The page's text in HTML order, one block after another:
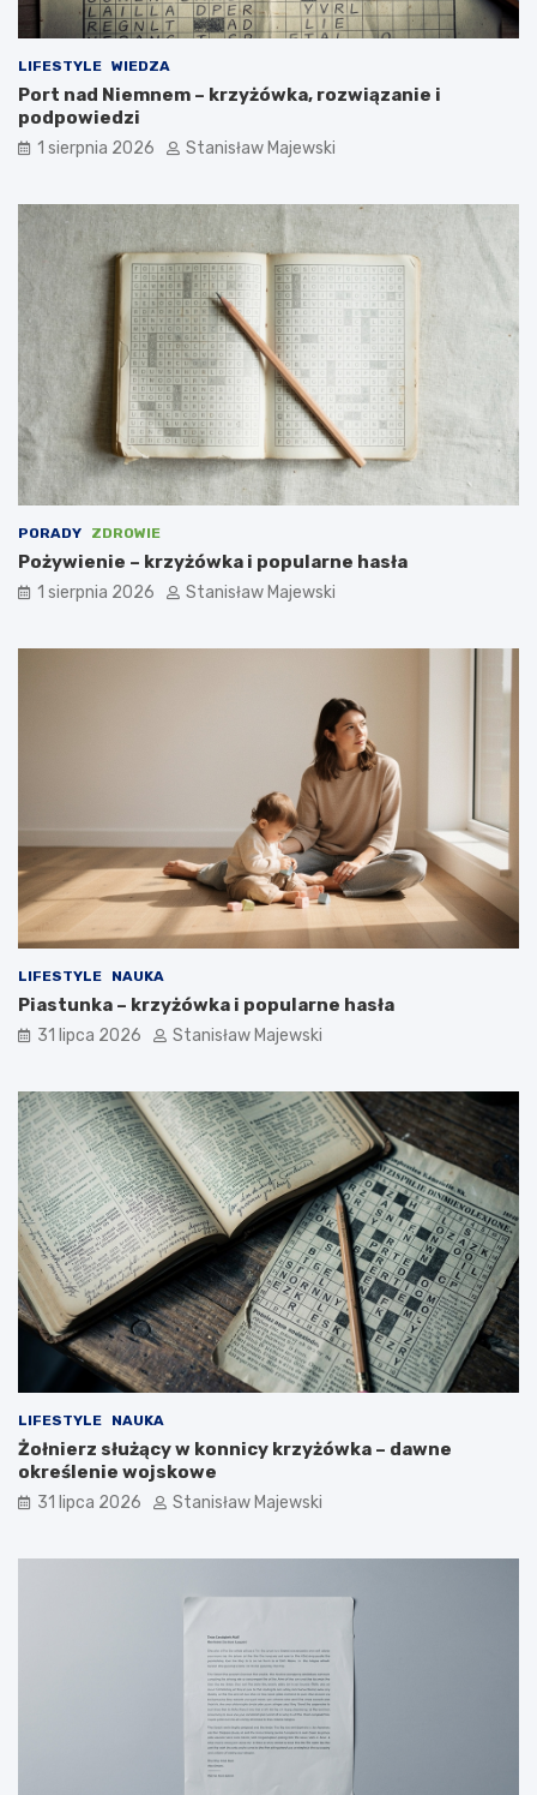
LIFESTYLE WIEDZA
Port nad Niemnem – krzyżówka, rozwiązanie i
podpowiedzi
1 sierpnia 2026 Stanisław Majewski
PORADY ZDROWIE
Pożywienie – krzyżówka i popularne hasła
1 sierpnia 2026 Stanisław Majewski
LIFESTYLE NAUKA
Piastunka – krzyżówka i popularne hasła
31 lipca 2026 Stanisław Majewski
LIFESTYLE NAUKA
Żołnierz służący w konnicy krzyżówka – dawne
określenie wojskowe
31 lipca 2026 Stanisław Majewski